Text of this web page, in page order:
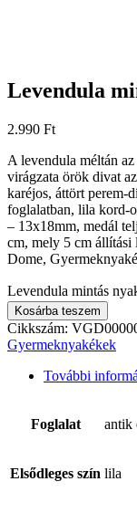
Levendula
2.990 Ft
A levendula méltán
virágzata örök divat
karéjos, áttört perem-
foglalatban, lila kord-
– 13x18mm, medál
cm, mely 5 cm állítási
Dome,
Levendula mintás
Kosárba teszem
Cikkszám:
Gyermeknyakékek
További
Foglalat antik
Elsődleges szín lila